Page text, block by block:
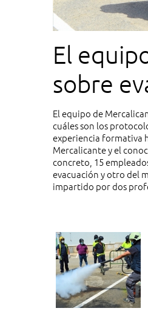
El
sobre
El equipo de
cuáles son los
experiencia formativa
Mercalicante y el
concreto, 15
evacuación y otro del
impartido por dos